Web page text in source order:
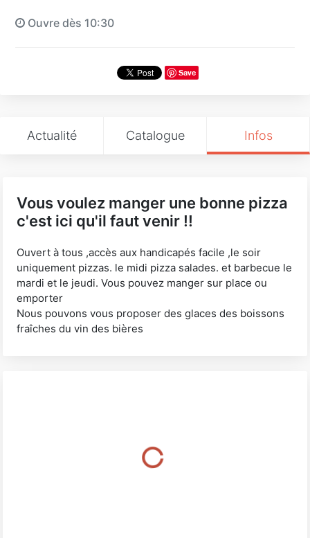
Ouvre dès 10:30
Save
Actualité Catalogue Infos
Vous voulez manger une bonne pizza
c'est ici qu'il faut venir !!
Ouvert à tous ,accès aux handicapés facile ,le soir
uniquement pizzas. le midi pizza salades. et barbecue le
mardi et le jeudi. Vous pouvez manger sur place ou
emporter
Nous pouvons vous proposer des glaces des boissons
fraîches du vin des bières